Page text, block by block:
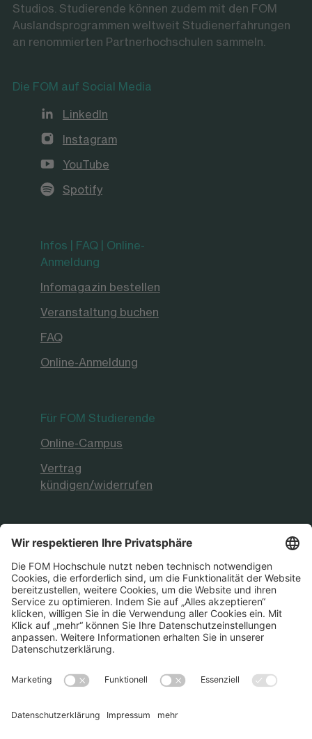
Studios. Studierende können zudem mit den FOM
Auslandsprogrammen weltweit Studienerfahrungen
an renommierten Partnerhochschulen sammeln.
Die FOM auf Social Media
LinkedIn
Instagram
YouTube
Spotify
Infos | FAQ | Online-
Anmeldung
Infomagazin bestellen
Veranstaltung buchen
FAQ
Online-Anmeldung
Für FOM Studierende
Online-Campus
Vertrag
kündigen/widerrufen
FOM Hochschule
Aktuelles & Presse
FOM International
FOM German-Sino School
Die FOM Hochschule ist akkreditiert sowie
staatlich und international anerkannt